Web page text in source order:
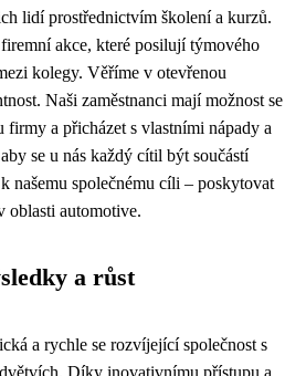
lidí prostřednictvím školení a kurzů.
akce, které posilují týmového
kolegy. Věříme v otevřenou
Naši zaměstnanci mají možnost se
firmy a přicházet s vlastními nápady a
se u nás každý cítil být součástí
našemu společnému cíli – poskytovat
oblasti automotive.
a růst
a rychle se rozvíjející společnost s
Díky inovativnímu přístupu a